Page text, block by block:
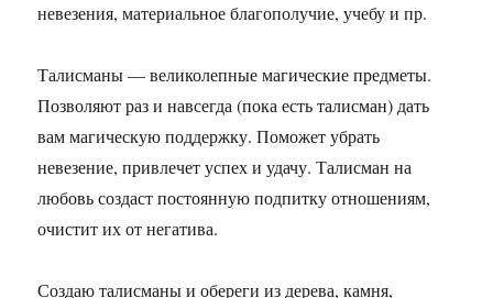
невезения, материальное благополучие, учебу и пр.
Талисманы — великолепные магические предметы.
Позволяют раз и навсегда (пока есть талисман) дать
вам магическую поддержку. Поможет убрать
невезение, привлечет успех и удачу. Талисман на
любовь создаст постоянную подпитку отношениям,
очистит их от негатива.
Создаю талисманы и обереги из дерева, камня,